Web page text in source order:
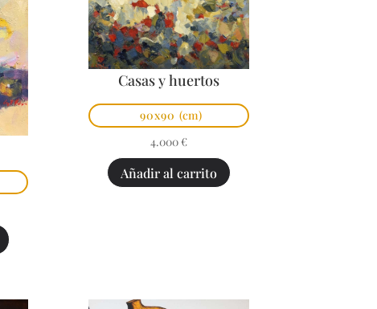
Casas y huertos
90x90 (cm)
4.000 €
Añadir al carrito